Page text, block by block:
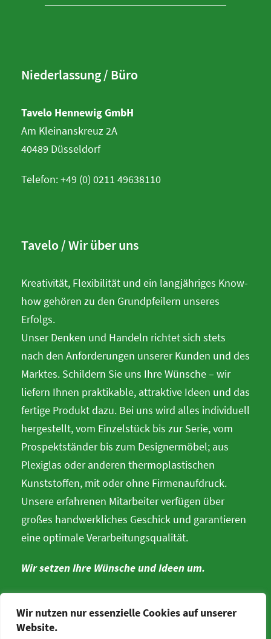
Wir nutzen nur essenzielle Cookies auf unserer
Website.
Niederlassung / Büro
Tavelo Hennewig GmbH
Am Kleinanskreuz 2A
40489 Düsseldorf
Telefon: +49 (0) 0211 49638110
Tavelo / Wir über uns
Kreativität, Flexibilität und ein langjähriges Know-
how gehören zu den Grundpfeilern unseres
Erfolgs.
Unser Denken und Handeln richtet sich stets
nach den Anforderungen unserer Kunden und des
Marktes. Schildern Sie uns Ihre Wünsche – wir
liefern Ihnen praktikable, attraktive Ideen und das
fertige Produkt dazu. Bei uns wird alles individuell
hergestellt, vom Einzelstück bis zur Serie, vom
Prospektständer bis zum Designermöbel; aus
Plexiglas oder anderen thermoplastischen
Kunststoffen, mit oder ohne Firmenaufdruck.
Unsere erfahrenen Mitarbeiter verfügen über
großes handwerkliches Geschick und garantieren
eine optimale Verarbeitungsqualität.
Wir setzen Ihre Wünsche und Ideen um.